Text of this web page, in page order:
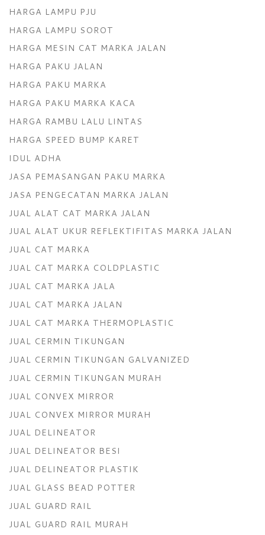
HARGA LAMPU PJU
HARGA LAMPU SOROT
HARGA MESIN CAT MARKA JALAN
HARGA PAKU JALAN
HARGA PAKU MARKA
HARGA PAKU MARKA KACA
HARGA RAMBU LALU LINTAS
HARGA SPEED BUMP KARET
IDUL ADHA
JASA PEMASANGAN PAKU MARKA
JASA PENGECATAN MARKA JALAN
JUAL ALAT CAT MARKA JALAN
JUAL ALAT UKUR REFLEKTIFITAS MARKA JALAN
JUAL CAT MARKA
JUAL CAT MARKA COLDPLASTIC
JUAL CAT MARKA JALA
JUAL CAT MARKA JALAN
JUAL CAT MARKA THERMOPLASTIC
JUAL CERMIN TIKUNGAN
JUAL CERMIN TIKUNGAN GALVANIZED
JUAL CERMIN TIKUNGAN MURAH
JUAL CONVEX MIRROR
JUAL CONVEX MIRROR MURAH
JUAL DELINEATOR
JUAL DELINEATOR BESI
JUAL DELINEATOR PLASTIK
JUAL GLASS BEAD POTTER
JUAL GUARD RAIL
JUAL GUARD RAIL MURAH